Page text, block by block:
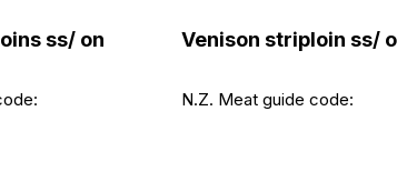
ss/ on Venison striploin ss/
N.Z. Meat guide code: